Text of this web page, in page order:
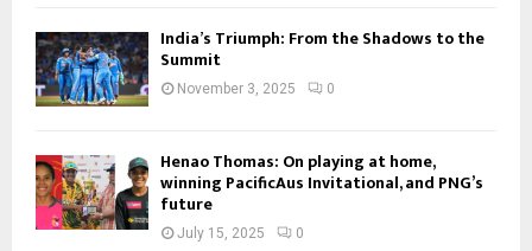
India’s Triumph: From the Shadows to the
Summit
November 3, 2025 0
Henao Thomas: On playing at home,
winning PacificAus Invitational, and PNG’s
future
July 15, 2025 0